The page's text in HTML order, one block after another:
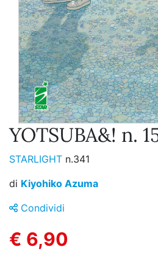
YOTSUBA&! n.
STARLIGHT n.341
di Kiyohiko Azuma
Condividi
€ 6,90